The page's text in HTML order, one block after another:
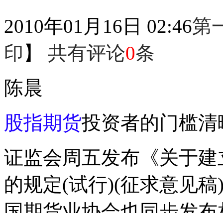
2010年01月16日 02:46第
印 】 共有评论0条
陈晨
股指期货投资者的门槛清
证监会周五发布《关于
的规定(试行)(征求意见